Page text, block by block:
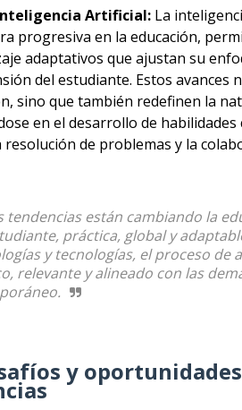
Artificial: La
progresiva en la educación,
adaptativos que ajustan su
del estudiante. Estos avances
sino que también redefinen la
en el desarrollo de
resolución de problemas y la
tendencias están cambiando la
práctica, global y
y tecnologías, el proceso de
relevante y alineado con las
y